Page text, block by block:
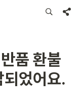
품 환불
었어요.